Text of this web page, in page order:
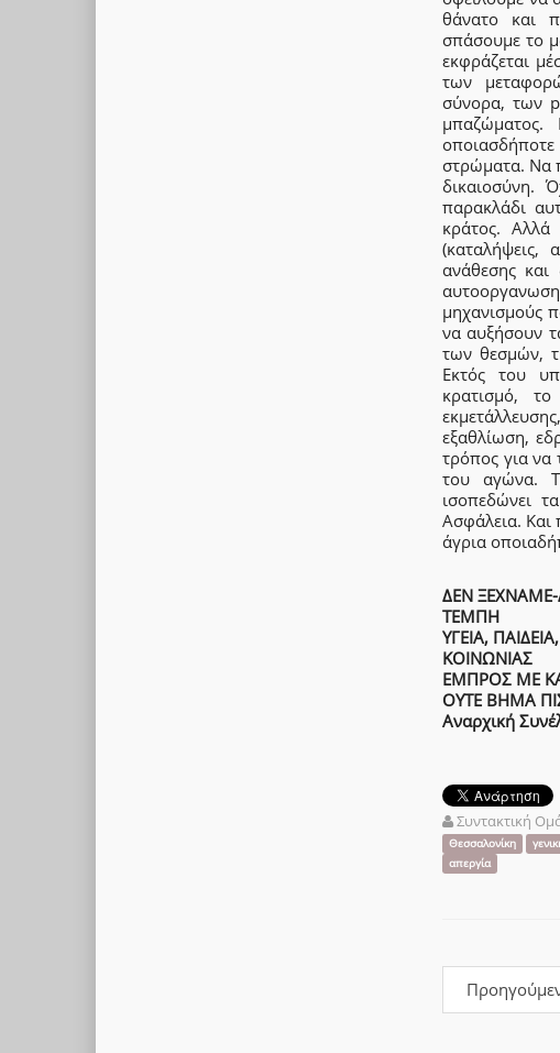
θάνατο και
σπάσουμε το
εκφράζεται
των
σύνορα, των
μπαζώματος.
στρώματα. Να
δικαιοσύνη.
παρακλάδι
κράτος.
(καταλήψεις,
ανάθεσης
μηχανισμούς
να αυξήσουν
των θεσμών,
Εκτός του
κρατισμό, το
εξαθλίωση,
τρόπος για να
του αγώνα.
ισοπεδώνει
Ασφάλεια. Και
άγρια
ΔΕΝ ΞΕΧΝΑΜΕ-
ΤΕΜΠΗ
ΥΓΕΙΑ,
ΚΟΙΝΩΝΙΑΣ
ΕΜΠΡΟΣ ΜΕ
ΟΥΤΕ ΒΗΜΑ
Αναρχική
Συντακτική
Θεσσαλονίκη
απεργία